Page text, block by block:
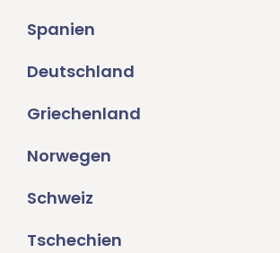
Spanien
Deutschland
Griechenland
Norwegen
Schweiz
Tschechien